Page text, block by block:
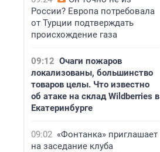
России? Европа потребовала
от Турции подтверждать
происхождение газа
09:12 Очаги пожаров
локализованы, большинство
товаров целы. Что известно
об атаке на склад Wildberries в
Екатеринбурге
09:02 «Фонтанка» приглашает
на заседание клуба